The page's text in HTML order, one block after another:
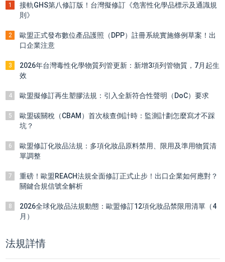
1
接軌GHS第八修訂版！台灣擬修訂《危害性化學品標示及通識規
則》
2
歐盟正式發布數位產品護照（DPP）註冊系統實施條例草案！出
口企業注意
3
2026年台灣毒性化學物質列管更新：新增3項列管物質，7月起生
效
4 歐盟擬修訂再生塑膠法規：引入全新符合性聲明（DoC）要求
5
歐盟碳關稅（CBAM）首次核查倒計時：監測計劃怎麼寫才不踩
坑？
6
歐盟修訂化妝品法規：多項化妝品原料禁用、限用及準用物質清
單調整
7
重磅！歐盟REACH法規全面修訂正式止步！出口企業如何應對？
關鍵合規信號全解析
8
2026全球化妝品法規動態：歐盟修訂12項化妝品禁限用清單（4
月）
法規詳情